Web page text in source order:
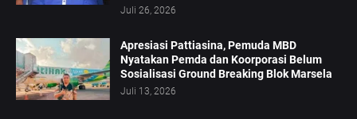
Juli 26, 2026
Apresiasi Pattiasina, Pemuda MBD
Nyatakan Pemda dan Koorporasi Belum
Sosialisasi Ground Breaking Blok Marsela
Juli 13, 2026